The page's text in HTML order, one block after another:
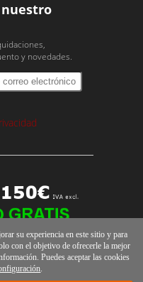
y novedades.
su experiencia en este sitio y para
con el objetivo de ofrecerle la mejor
Puedes aceptar las cookies
.